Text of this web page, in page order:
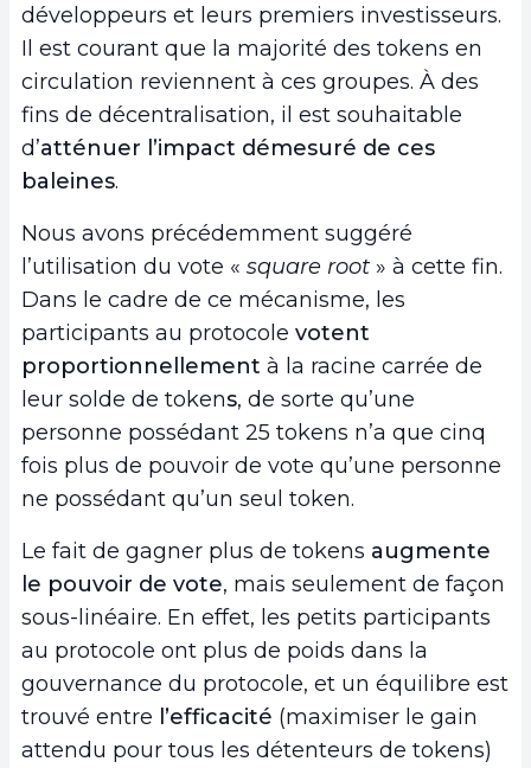
développeurs et leurs premiers investisseurs.
Il est courant que la majorité des tokens en
circulation reviennent à ces groupes. À des
fins de décentralisation, il est souhaitable
d’atténuer l’impact démesuré de ces
baleines.
Nous avons précédemment suggéré
l’utilisation du vote « square root » à cette fin.
Dans le cadre de ce mécanisme, les
participants au protocole votent
proportionnellement à la racine carrée de
leur solde de tokens, de sorte qu’une
personne possédant 25 tokens n’a que cinq
fois plus de pouvoir de vote qu’une personne
ne possédant qu’un seul token.
Le fait de gagner plus de tokens augmente
le pouvoir de vote, mais seulement de façon
sous-linéaire. En effet, les petits participants
au protocole ont plus de poids dans la
gouvernance du protocole, et un équilibre est
trouvé entre l’efficacité (maximiser le gain
attendu pour tous les détenteurs de tokens)